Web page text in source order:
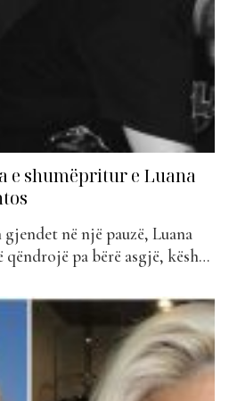
e shumëpritur e Luana
në një pauzë, Luana
pa bërë asgjë, kështu
kohësh është përfolur për
Jay Santos, që më në fund u